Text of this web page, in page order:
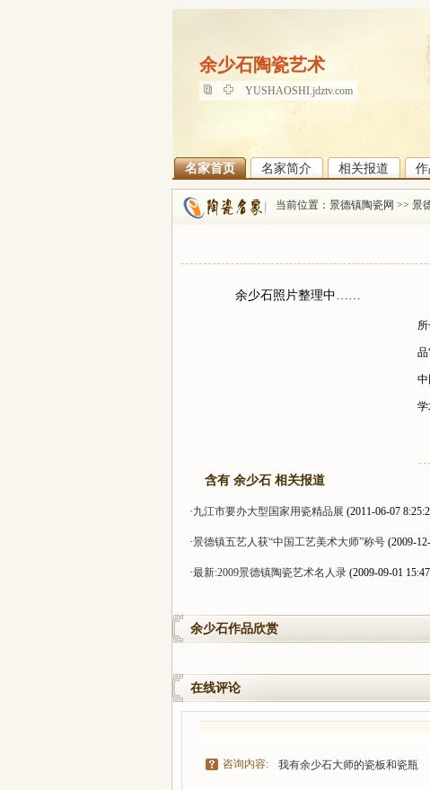
余少石陶瓷艺术
余少石陶瓷艺术
YUSHAOSHI.jdztv.com
名家首页 名家简介 相关报道
当前位置： 景德镇陶瓷网 >> 景
余少石照片整理中……
含有 余少石 相关报道
·九江市要办大型国家用瓷精品展 (2011-06-07
·景德镇五艺人获“中国工艺美术大师”称号 (2009-
·最新:2009景德镇陶瓷艺术名人录 (2009-09-01
余少石作品欣赏
在线评论
咨询内容: 我有余少石大师的瓷板和瓷瓶